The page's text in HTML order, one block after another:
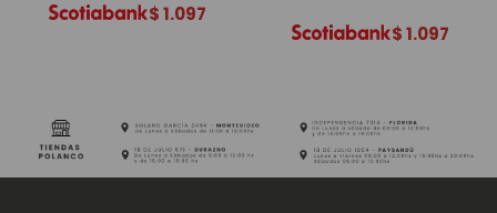
$1.097
$1.097